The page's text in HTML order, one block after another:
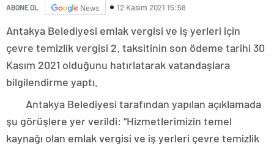
ABONE OL News 12 Kasım 2021 15:58
Antakya Belediyesi emlak vergisi ve iş yerleri için
çevre temizlik vergisi 2. taksitinin son ödeme tarihi 30
Kasım 2021 olduğunu hatırlatarak vatandaşlara
bilgilendirme yaptı.
Antakya Belediyesi tarafından yapılan açıklamada
şu görüşlere yer verildi: “Hizmetlerimizin temel
kaynağı olan emlak vergisi ve iş yerleri çevre temizlik